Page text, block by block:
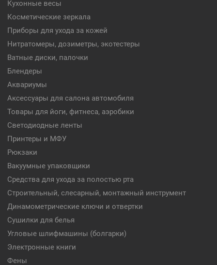
Кухонные весы
Косметические зеркала
Приборы для ухода за кожей
Нитратомеры, дозиметры, экотестеры
Ватные диски, палочки
Блендеры
Аквариумы
Аксессуары для салона автомобиля
Товары для йоги, фитнеса, аэробики
Светодиодные ленты
Принтеры и МФУ
Рюкзаки
Вакуумные упаковщики
Средства для ухода за полостью рта
Строительный, слесарный, монтажный инструмент
Динамометрические ключи и отвертки
Сушилки для белья
Угловые шлифмашины (болгарки)
Электронные книги
Фены